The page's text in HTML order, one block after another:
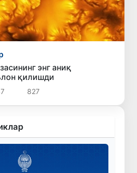
энг аниқ
қилишди
827